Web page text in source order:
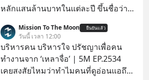
ตามกฎหมายภาษีของประเทศไทย
หลักแสนล้านบาทในแต่ละปี ขึ้นชื่อว่า
เบอร์ต้น ๆ ของโลก
Mission To The Moon ยืนยันแล้ว
วันนี้ เวลา 12:00
บริหารคน บริหารใจ ปรัชญาเพื่อคน
ทำงานจาก ‘เหลาจื่อ’ | 5M EP.2534
เคยสงสัยไหมว่าทำไมคนที่ดูอ่อนแอถึง